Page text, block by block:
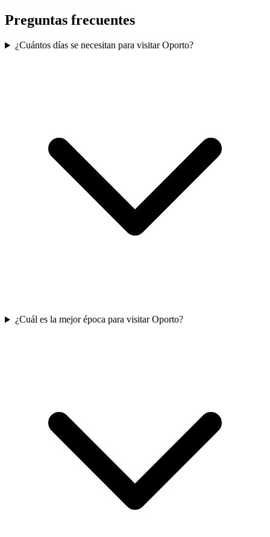
Preguntas frecuentes
¿Cuántos días se necesitan para visitar Oporto?
¿Cuál es la mejor época para visitar Oporto?